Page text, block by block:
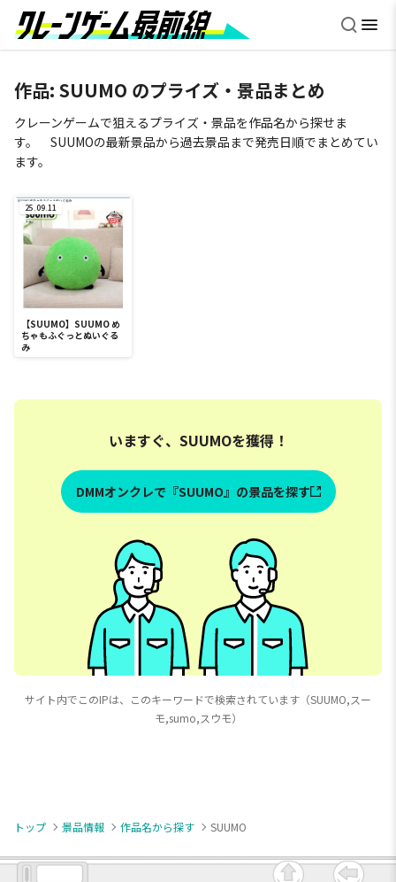
作品: SUUMO のプライズ・景品まとめ
クレーンゲームで狙えるプライズ・景品を作品名から探せま
す。 SUUMOの最新景品から過去景品まで発売日順でまとめてい
ます。
25.09.11
【SUUMO】SUUMO め
ちゃもふぐっとぬいぐる
み
いますぐ、SUUMOを獲得！
DMMオンクレで『SUUMO』の景品を探す
サイト内でこのIPは、このキーワードで検索されています（SUUMO,スー
モ,sumo,スウモ）
トップ 景品情報 作品名から探す SUUMO